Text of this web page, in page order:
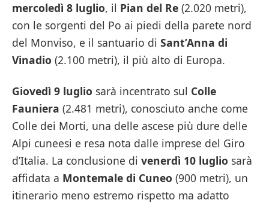
mercoledì 8 luglio, il Pian del Re (2.020 metri),
con le sorgenti del Po ai piedi della parete nord
del Monviso, e il santuario di Sant’Anna di
Vinadio (2.100 metri), il più alto di Europa.
Giovedì 9 luglio sarà incentrato sul Colle
Fauniera (2.481 metri), conosciuto anche come
Colle dei Morti, una delle ascese più dure delle
Alpi cuneesi e resa nota dalle imprese del Giro
d’Italia. La conclusione di venerdì 10 luglio sarà
affidata a Montemale di Cuneo (900 metri), un
itinerario meno estremo rispetto ma adatto